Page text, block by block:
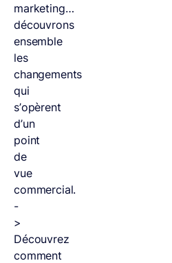
marketing…
découvrons
ensemble
les
changements
qui
s’opèrent
d’un
point
de
vue
commercial.
-
>
Découvrez
comment